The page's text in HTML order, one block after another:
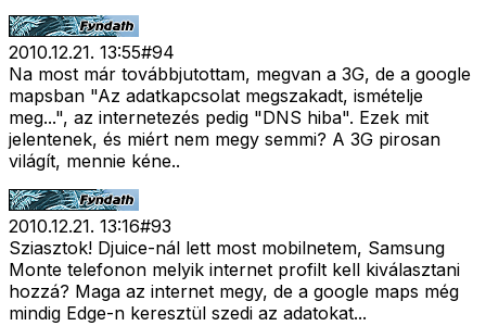
2010.12.21. 13:55#94
Na most már továbbjutottam, megvan a 3G, de a google
mapsban "Az adatkapcsolat megszakadt, ismételje
meg...", az internetezés pedig "DNS hiba". Ezek mit
jelentenek, és miért nem megy semmi? A 3G pirosan
világít, mennie kéne..
2010.12.21. 13:16#93
Sziasztok! Djuice-nál lett most mobilnetem, Samsung
Monte telefonon melyik internet profilt kell kiválasztani
hozzá? Maga az internet megy, de a google maps még
mindig Edge-n keresztül szedi az adatokat...